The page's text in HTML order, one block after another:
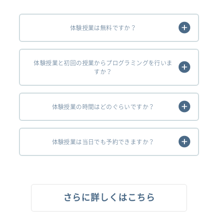
体験授業は無料ですか？
体験授業と初回の授業からプログラミングを行いま
すか？
体験授業の時間はどのぐらいですか？
体験授業は当日でも予約できますか？
さらに詳しくはこちら